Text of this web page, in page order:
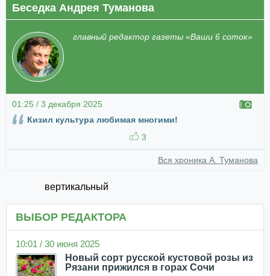
Беседка Андрея Туманова
главный редактор газеты «Ваши 6 соток»
01:25 / 3 декабря 2025
Кизил культура любимая многими!
3
Вся хроника А. Туманова
вертикальный
ВЫБОР РЕДАКТОРА
10:01 / 30 июня 2025
Новый сорт русской кустовой розы из
Рязани прижился в горах Сочи